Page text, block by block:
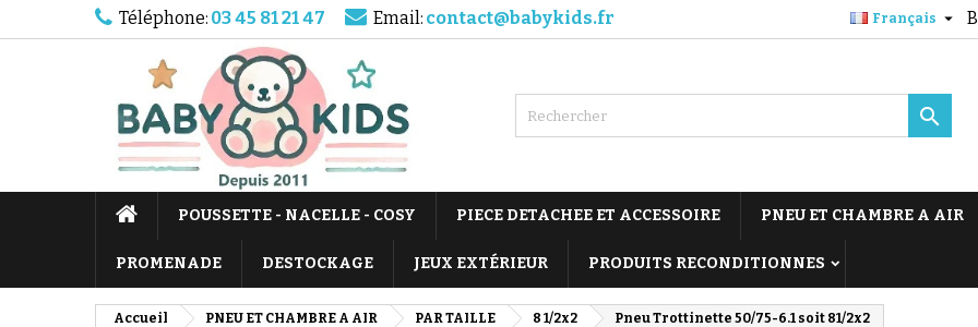
Téléphone: 03 45 81 21 47 Email: contact@babykids.fr Français 

POUSSETTE - NACELLE - COSY PIECE DETACHEE ET ACCESSOIRE PNEU ET CHAMBRE A AIR
PROMENADE DESTOCKAGE JEUX EXTÉRIEUR PRODUITS RECONDITIONNES
Accueil PNEU ET CHAMBRE A AIR PAR TAILLE 8 1/2x2 Pneu Trottinette 50/75-6.1 soit 81/2x2